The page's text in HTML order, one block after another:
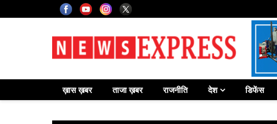
ख़ास ख़बर ताजा ख़बर राजनीति देश डिफेंस